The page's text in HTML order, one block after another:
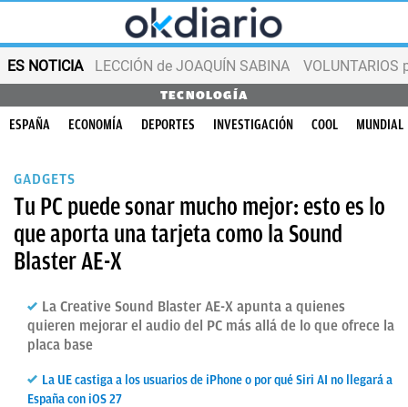
ES NOTICIA LECCIÓN de JOAQUÍN SABINA VOLUNTARIOS
TECNOLOGÍA
ESPAÑA ECONOMÍA DEPORTES INVESTIGACIÓN COOL MUNDIAL
GADGETS
Tu PC puede sonar mucho mejor: esto es lo
que aporta una tarjeta como la Sound
Blaster AE-X
La Creative Sound Blaster AE-X apunta a quienes
quieren mejorar el audio del PC más allá de lo que ofrece la
placa base
La UE castiga a los usuarios de iPhone o por qué Siri AI no llegará a
España con iOS 27